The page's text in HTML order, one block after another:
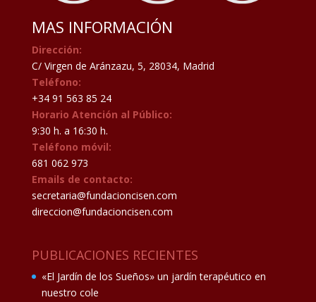
MAS INFORMACIÓN
Dirección:
C/ Virgen de Aránzazu, 5, 28034, Madrid
Teléfono:
+34 91 563 85 24
Horario Atención al Público:
9:30 h. a 16:30 h.
Teléfono móvil:
681 062 973
Emails de contacto:
secretaria@fundacioncisen.com
direccion@fundacioncisen.com
PUBLICACIONES RECIENTES
«El Jardín de los Sueños» un jardín terapéutico en
nuestro cole